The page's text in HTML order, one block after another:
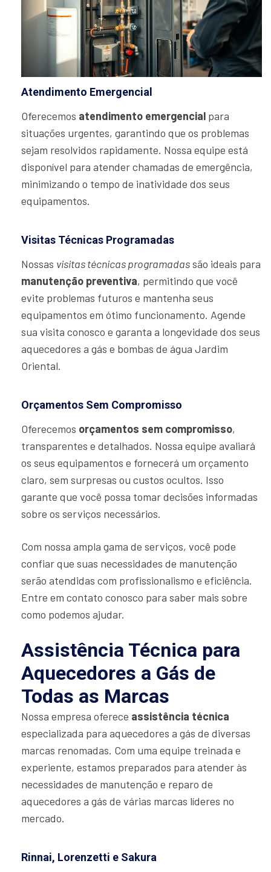
Atendimento Emergencial
Oferecemos atendimento emergencial para
situações urgentes, garantindo que os problemas
sejam resolvidos rapidamente. Nossa equipe está
disponível para atender chamadas de emergência,
minimizando o tempo de inatividade dos seus
equipamentos.
Visitas Técnicas Programadas
Nossas visitas técnicas programadassão ideais para
manutenção preventiva, permitindo que você
evite problemas futuros e mantenha seus
equipamentos em ótimo funcionamento. Agende
sua visita conosco e garanta a longevidade dos seus
aquecedores a gás e bombas de água Jardim
Oriental.
Orçamentos Sem Compromisso
Oferecemos orçamentos sem compromisso,
transparentes e detalhados. Nossa equipe avaliará
os seus equipamentos e fornecerá um orçamento
claro, sem surpresas ou custos ocultos. Isso
garante que você possa tomar decisões informadas
sobre os serviços necessários.
Com nossa ampla gama de serviços, você pode
confiar que suas necessidades de manutenção
serão atendidas com profissionalismo e eficiência.
Entre em contato conosco para saber mais sobre
como podemos ajudar.
Assistência Técnica para
Aquecedores a Gás de
Todas as Marcas
Nossa empresa oferece assistência técnica
especializada para aquecedores a gás de diversas
marcas renomadas. Com uma equipe treinada e
experiente, estamos preparados para atender às
necessidades de manutenção e reparo de
aquecedores a gás de várias marcas líderes no
mercado.
Rinnai, Lorenzetti e Sakura